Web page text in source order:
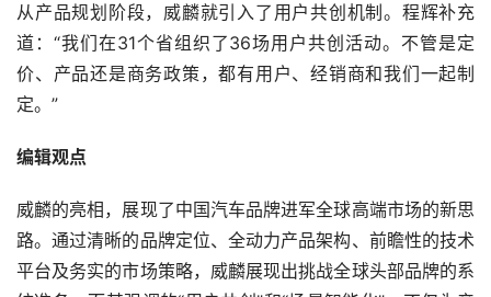
从产品规划阶段，威麟就引入了用户共创机制。程辉补充
道：“我们在31个省组织了36场用户共创活动。不管是定
价、产品还是商务政策，都有用户、经销商和我们一起制
定。”
编辑观点
威麟的亮相，展现了中国汽车品牌进军全球高端市场的新思
路。通过清晰的品牌定位、全动力产品架构、前瞻性的技术
平台及务实的市场策略，威麟展现出挑战全球头部品牌的系